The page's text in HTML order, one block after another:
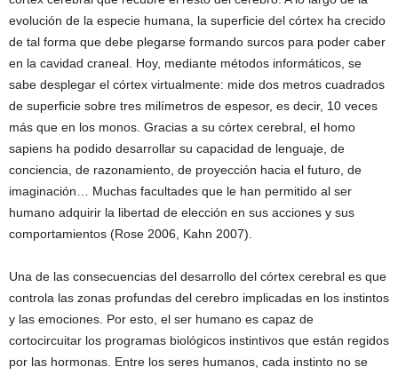
evolución de la especie humana, la superficie del córtex ha crecido
de tal forma que debe plegarse formando surcos para poder caber
en la cavidad craneal. Hoy, mediante métodos informáticos, se
sabe desplegar el córtex virtualmente: mide dos metros cuadrados
de superficie sobre tres milímetros de espesor, es decir, 10 veces
más que en los monos. Gracias a su córtex cerebral, el homo
sapiens ha podido desarrollar su capacidad de lenguaje, de
conciencia, de razonamiento, de proyección hacia el futuro, de
imaginación… Muchas facultades que le han permitido al ser
humano adquirir la libertad de elección en sus acciones y sus
comportamientos (Rose 2006, Kahn 2007).
Una de las consecuencias del desarrollo del córtex cerebral es que
controla las zonas profundas del cerebro implicadas en los instintos
y las emociones. Por esto, el ser humano es capaz de
cortocircuitar los programas biológicos instintivos que están regidos
por las hormonas. Entre los seres humanos, cada instinto no se